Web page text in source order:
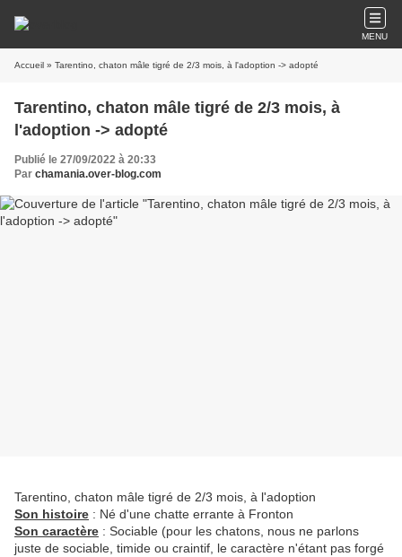
MENU
Accueil » Tarentino, chaton mâle tigré de 2/3 mois, à l'adoption -> adopté
Tarentino, chaton mâle tigré de 2/3 mois, à
l'adoption -> adopté
Publié le 27/09/2022 à 20:33
Par chamania.over-blog.com
Tarentino, chaton mâle tigré de 2/3 mois, à l'adoption
Son histoire : Né d'une chatte errante à Fronton
Son caractère : Sociable (pour les chatons, nous ne parlons
juste de sociable, timide ou craintif, le caractère n'étant pas forgé